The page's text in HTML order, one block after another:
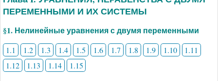
ПЕРЕМЕННЫМИ И ИХ СИСТЕМЫ
§1. Нелинейные уравнения с двумя переменными
1.1 1.2 1.3 1.4 1.5 1.6 1.7 1.8 1.9 1.10
1.11
1.12
1.13 1.14 1.15